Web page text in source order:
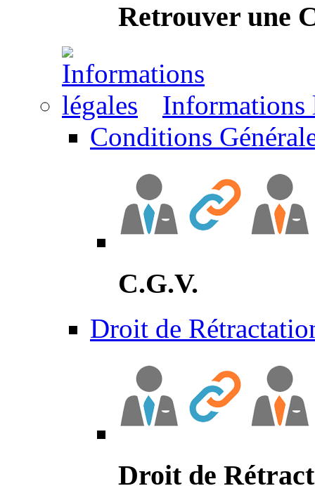
Retrouver une
Informations
Conditions
C.G.V.
Droit de
Droit de